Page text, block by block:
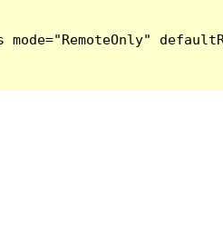
mode="RemoteOnly"